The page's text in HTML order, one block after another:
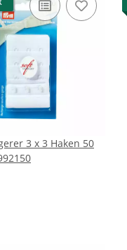
3 x 3 Haken 50